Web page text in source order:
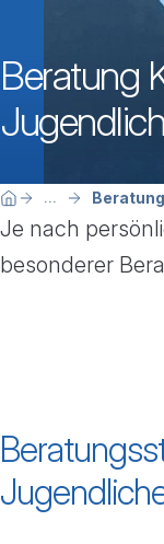
Beratung
Sie befinden sich
Home ...
Je nach
besonderer